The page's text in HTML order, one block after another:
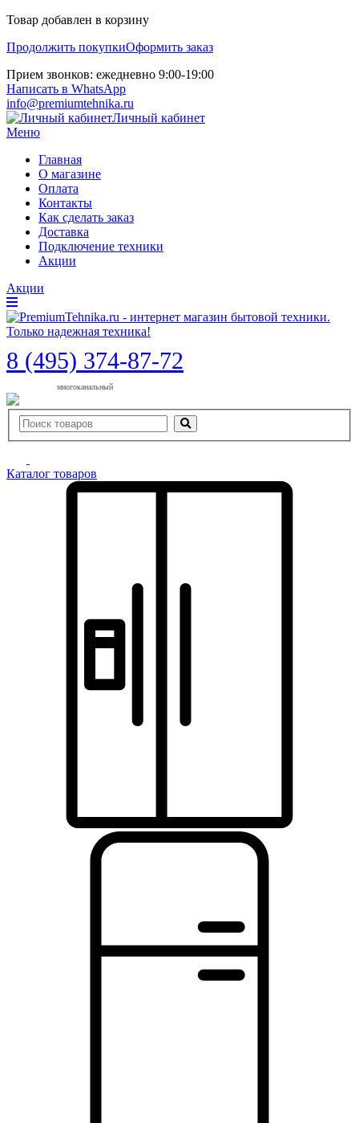
Товар добавлен в корзину
Продолжить покупкиОформить заказ
Прием звонков: ежедневно 9:00-19:00
Написать в WhatsApp
info@premiumtehnika.ru
Личный кабинет
Меню
Главная
О магазине
Оплата
Контакты
Как сделать заказ
Доставка
Подключение техники
Акции
Акции
8 (495) 374-87-72
многоканальный
Каталог товаров